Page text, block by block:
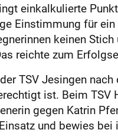
einkalkulierte
Einstimmung für
keinen
reichte zum
TSV Jesingen
ist. Beim TSV
gegen Kat­rin
und bewies